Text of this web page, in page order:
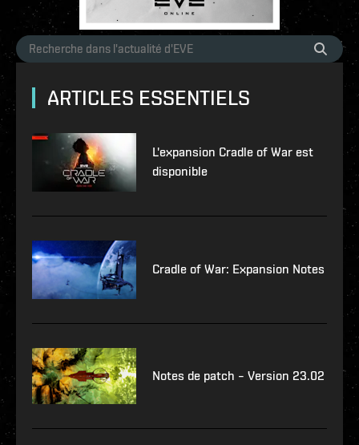
ARTICLES ESSENTIELS
L'expansion Cradle of War est
disponible
Cradle of War: Expansion Notes
Notes de patch – Version 23.02